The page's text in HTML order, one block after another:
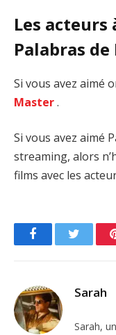
Les
Palabras
Si vous avez aimé
Master.
Si vous avez aimé
streaming, alors
films avec les
FacebookTwitter
Sarah
Sarah,